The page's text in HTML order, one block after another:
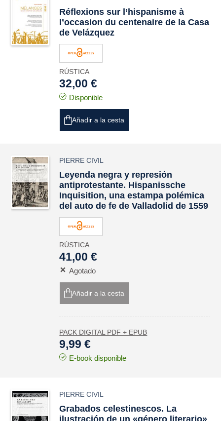
Réflexions sur l’hispanisme à
l’occasion du centenaire de la Casa
de Velázquez
RÚSTICA
32,00 €
Disponible
Añadir a la cesta
PIERRE CIVIL
Leyenda negra y represión
antiprotestante. Hispanissche
Inquisition, una estampa polémica
del auto de fe de Valladolid de 1559
RÚSTICA
41,00 €
Agotado
Añadir a la cesta
PACK DIGITAL PDF + EPUB
9,99 €
E-book disponible
PIERRE CIVIL
Grabados celestinescos. La
ilustración de un «género literario»